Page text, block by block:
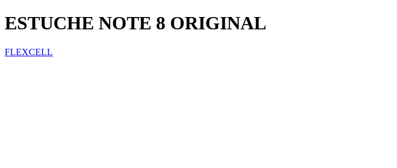
ESTUCHE NOTE 8 ORIGINAL
FLEXCELL